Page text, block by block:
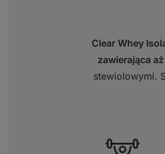
Clear Whey
zawierająca aż
stewiolowymi.